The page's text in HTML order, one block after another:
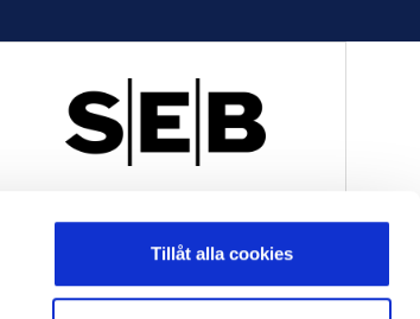
Tillåt alla cookies